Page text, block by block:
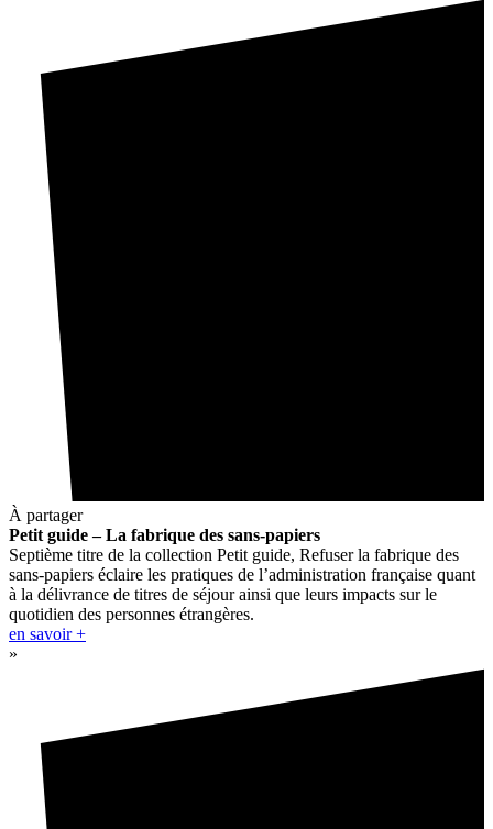
À partager
Petit guide – La fabrique des sans-papiers
Septième titre de la collection Petit guide, Refuser la fabrique des
sans-papiers éclaire les pratiques de l’administration française quant
à la délivrance de titres de séjour ainsi que leurs impacts sur le
quotidien des personnes étrangères.
en savoir +
»